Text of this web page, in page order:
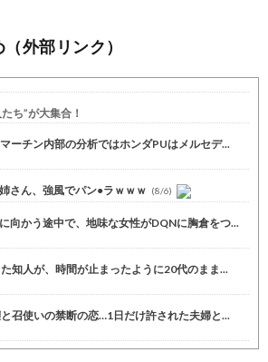
外部リンク）
ち”が大集合！
ーチン内部の分析ではホンダPUはメルセデ...
さん、強風でパン●ラｗｗｗ (8/6)
向かう途中で、地味な女性がDQNに胸倉をつ...
知人が、時間が止まったように20代のまま...
召使いの禁断の恋…1日だけ許された夫婦と...